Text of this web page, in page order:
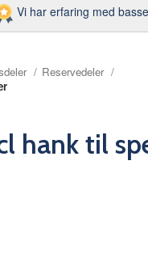
Vi har erfaring med
Reservedeler
hank til